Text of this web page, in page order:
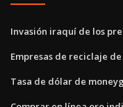
Invasión iraquí de los
Empresas de reciclaje
Tasa de dólar de